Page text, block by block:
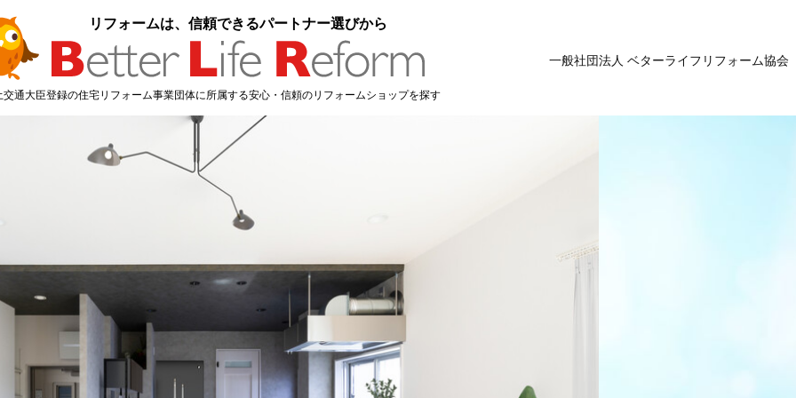
一般社団法人 ベターライフリフォーム協会